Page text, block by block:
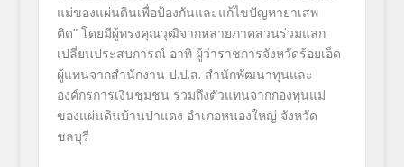
แม่ของแผ่นดินเพื่อป้องกันและแก้ไขปัญหายาเสพ
ติด” โดยมีผู้ทรงคุณวุฒิจากหลายภาคส่วนร่วมแลก
เปลี่ยนประสบการณ์ อาทิ ผู้ว่าราชการจังหวัดร้อยเอ็ด
ผู้แทนจากสำนักงาน ป.ป.ส. สำนักพัฒนาทุนและ
องค์กรการเงินชุมชน รวมถึงตัวแทนจากกองทุนแม่
ของแผ่นดินบ้านป่าแดง อำเภอหนองใหญ่ จังหวัด
ชลบุรี